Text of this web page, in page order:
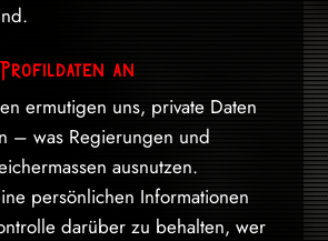
an
ermutigen uns, private Daten
– was Regierungen und
ausnutzen.
persönlichen Informationen
darüber zu behalten, wer